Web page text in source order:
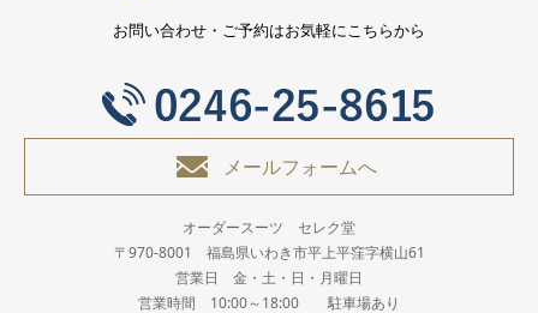
お問い合わせ・ご予約はお気軽にこちらから
メールフォームへ
オーダースーツ セレク堂
〒970-8001 福島県いわき市平上平窪字横山61
営業日 金・土・日・月曜日
営業時間 10:00～18:00 駐車場あり